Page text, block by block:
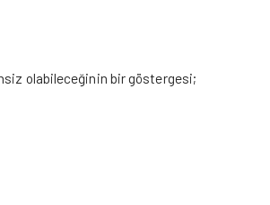
olabileceğinin bir göstergesi;